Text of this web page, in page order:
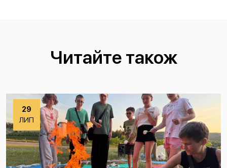
Читайте також
29
ЛИП